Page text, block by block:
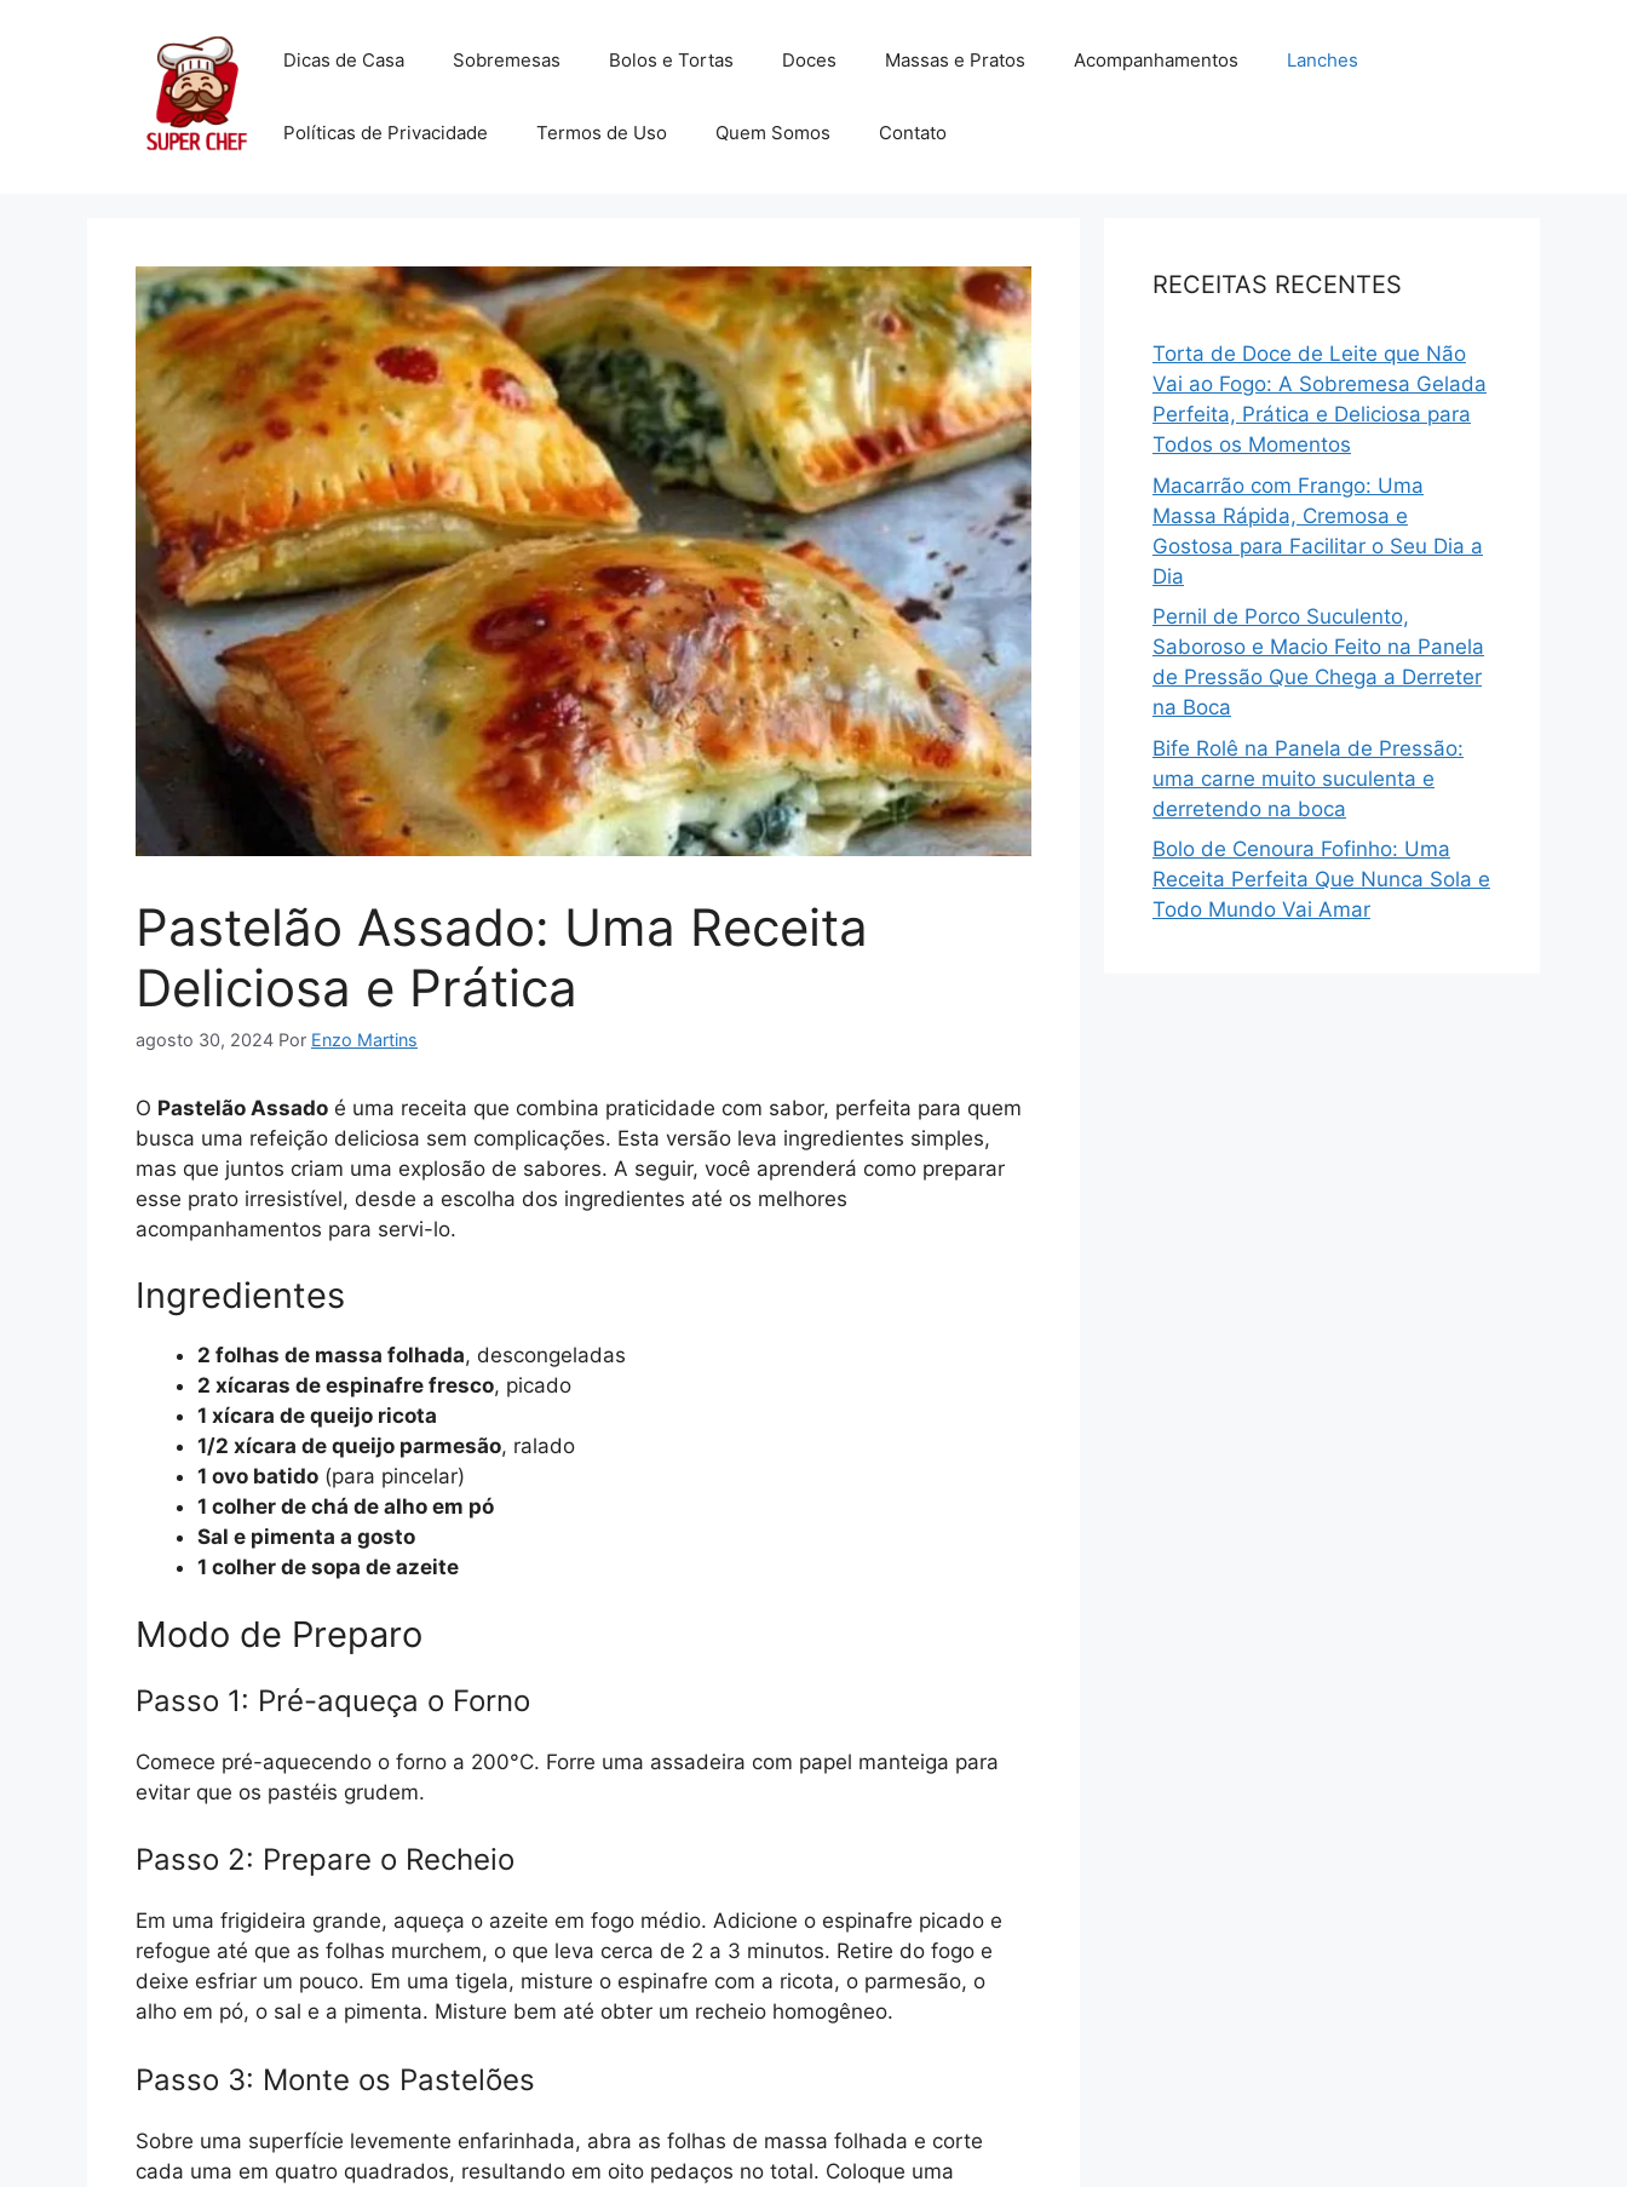
Dicas de Casa Sobremesas Bolos e Tortas Doces Massas e Pratos Acompanhamentos Lanches
Políticas de Privacidade Termos de Uso Quem Somos Contato
Pastelão Assado: Uma Receita
Deliciosa e Prática
agosto 30, 2024 Por Enzo Martins
O Pastelão Assado é uma receita que combina praticidade com sabor, perfeita para quem
busca uma refeição deliciosa sem complicações. Esta versão leva ingredientes simples,
mas que juntos criam uma explosão de sabores. A seguir, você aprenderá como preparar
esse prato irresistível, desde a escolha dos ingredientes até os melhores
acompanhamentos para servi-lo.
Ingredientes
2 folhas de massa folhada, descongeladas
2 xícaras de espinafre fresco, picado
1 xícara de queijo ricota
1/2 xícara de queijo parmesão, ralado
1 ovo batido (para pincelar)
1 colher de chá de alho em pó
Sal e pimenta a gosto
1 colher de sopa de azeite
Modo de Preparo
Passo 1: Pré-aqueça o Forno
Comece pré-aquecendo o forno a 200°C. Forre uma assadeira com papel manteiga para
evitar que os pastéis grudem.
Passo 2: Prepare o Recheio
Em uma frigideira grande, aqueça o azeite em fogo médio. Adicione o espinafre picado e
refogue até que as folhas murchem, o que leva cerca de 2 a 3 minutos. Retire do fogo e
deixe esfriar um pouco. Em uma tigela, misture o espinafre com a ricota, o parmesão, o
alho em pó, o sal e a pimenta. Misture bem até obter um recheio homogêneo.
Passo 3: Monte os Pastelões
Sobre uma superfície levemente enfarinhada, abra as folhas de massa folhada e corte
cada uma em quatro quadrados, resultando em oito pedaços no total. Coloque uma
RECEITAS RECENTES
Torta de Doce de Leite que Não
Vai ao Fogo: A Sobremesa Gelada
Perfeita, Prática e Deliciosa para
Todos os Momentos
Macarrão com Frango: Uma
Massa Rápida, Cremosa e
Gostosa para Facilitar o Seu Dia a
Dia
Pernil de Porco Suculento,
Saboroso e Macio Feito na Panela
de Pressão Que Chega a Derreter
na Boca
Bife Rolê na Panela de Pressão:
uma carne muito suculenta e
derretendo na boca
Bolo de Cenoura Fofinho: Uma
Receita Perfeita Que Nunca Sola e
Todo Mundo Vai Amar